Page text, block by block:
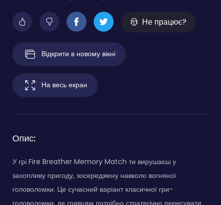
Не працює?
Відкрити в новому вікні
На весь екран
Опис:
У грі Fire Breather Memory Match ти вирушаєш у
захопливу пригоду, зосереджену навколо вогняної
головоломки. Це сучасний варіант класичної гри-